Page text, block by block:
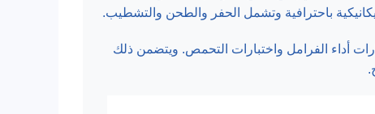
باحترافية وتشمل الحفر والطحن والتشطيب.
أداء الفرامل واختبارات التحمص. ويتضمن ذلك